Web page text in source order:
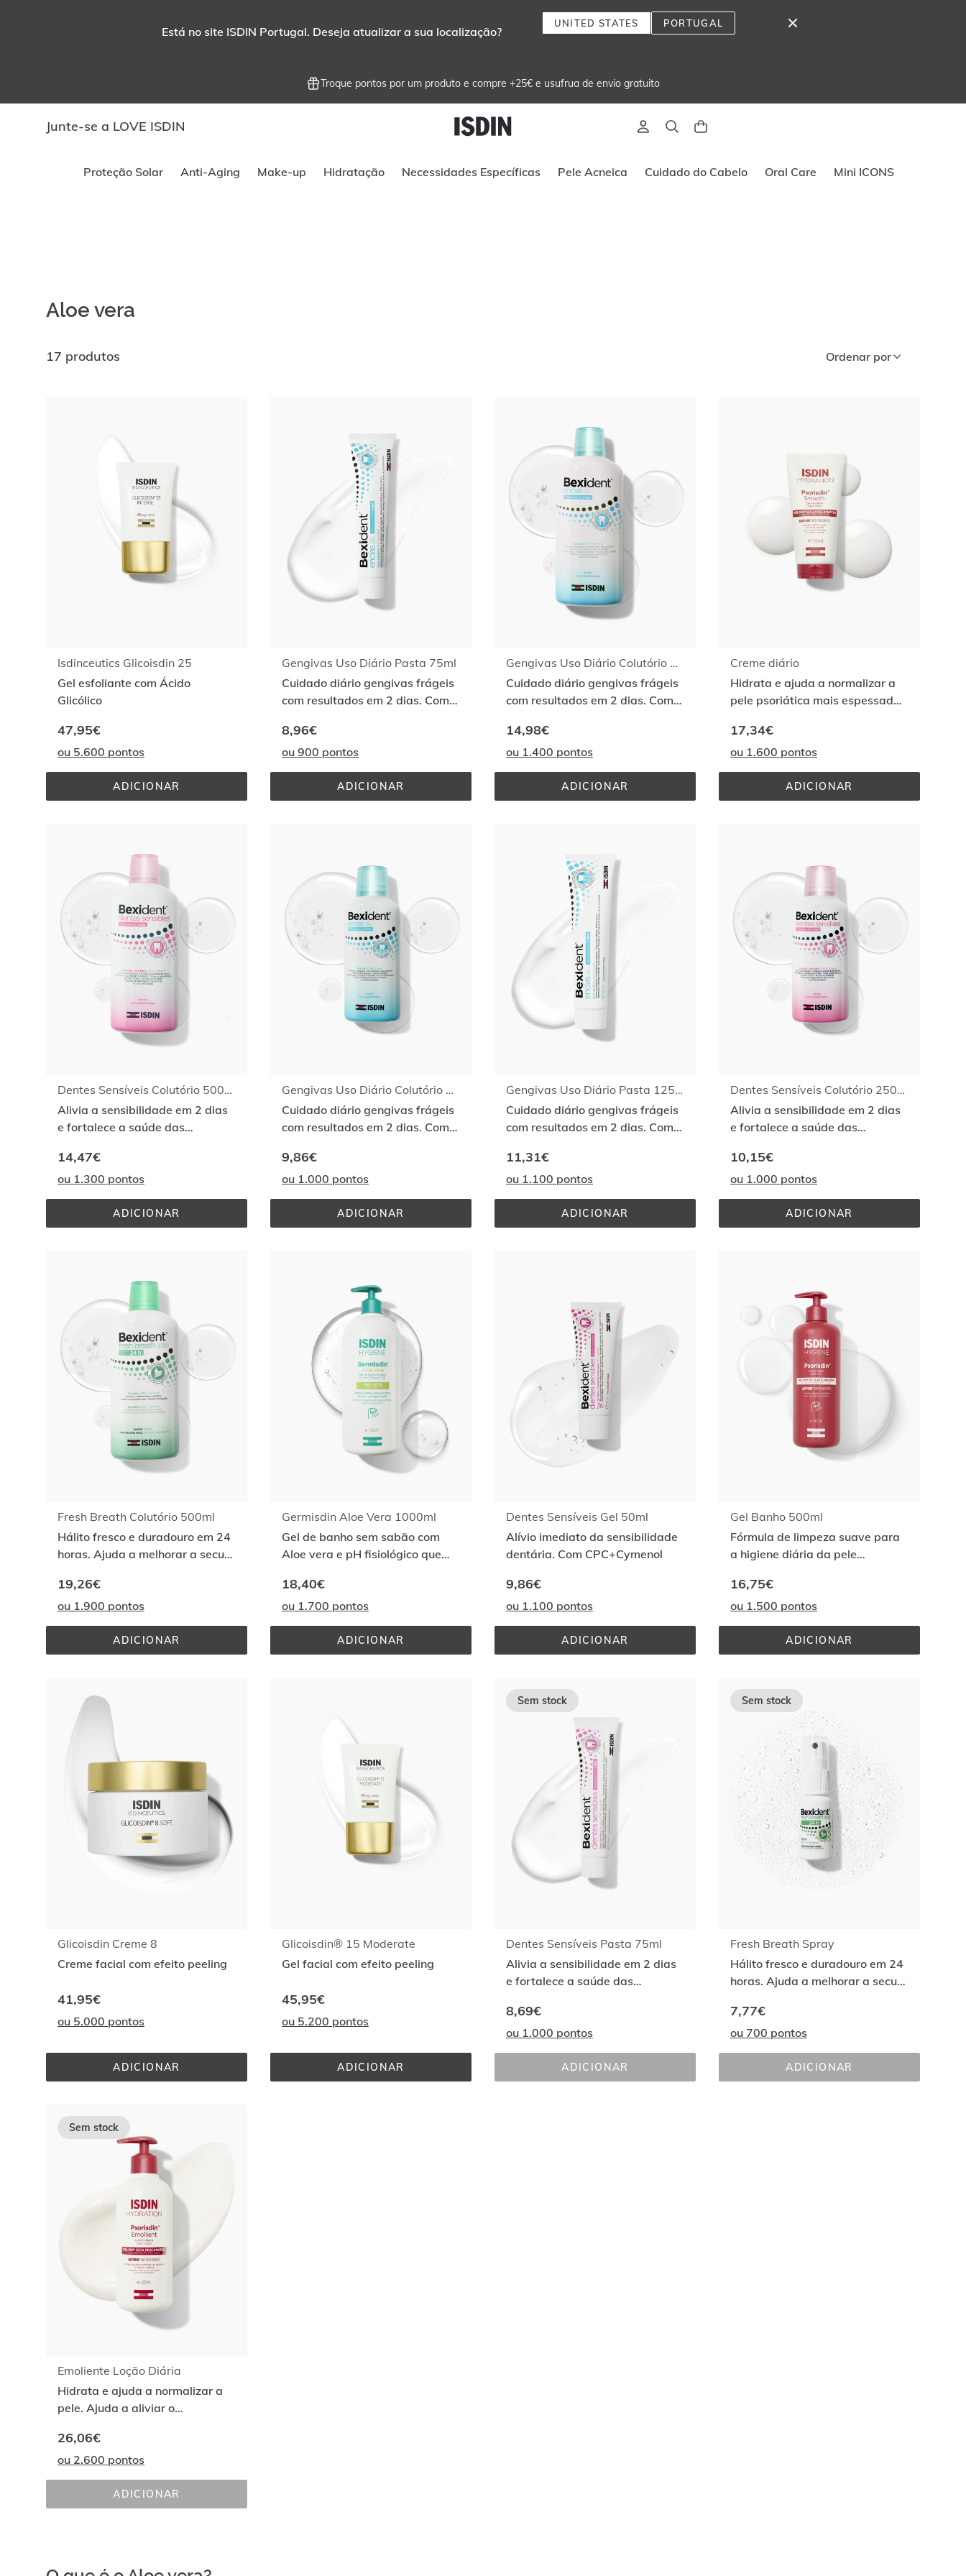
Está no site ISDIN Portugal. Deseja atualizar a sua localização?
UNITED STATES PORTUGAL
Troque pontos por um produto e compre +25€ e usufrua de envio gratuito
Junte-se a LOVE ISDIN
Instruções de navegação por teclado
Proteção Solar Anti-Aging Make-up Hidratação Necessidades Específicas Pele Acneica Cuidado do Cabelo Oral Care Mini ICONS
Aloe vera
17 produtos Ordenar por
Isdinceutics Glicoisdin 25
Gel esfoliante com Ácido
Glicólico
47,95€
ou 5.600 pontos
ADICIONARISDINCEUTICS
GLICOISDIN
Gengivas Uso Diário Pasta 75ml
Cuidado diário gengivas frágeis
com resultados em 2 dias. Com
8,96€
ou 900 pontos
ADICIONAR
GENGIVAS
USO
Gengivas Uso Diário Colutório 500ml
Cuidado diário gengivas frágeis
com resultados em 2 dias. Com
14,98€
ou 1.400 pontos
ADICIONAR
GENGIVAS
USO
Creme diário
Hidrata e ajuda a normalizar a
pele psoriática mais espessada.
17,34€
ou 1.600 pontos
ADICIONAR
CREME
DIÁRIO
Dentes Sensíveis Colutório 500ml
Alivia a sensibilidade em 2 dias
e fortalece a saúde das
14,47€
ou 1.300 pontos
ADICIONAR
DENTES
SENSÍVEIS
Gengivas Uso Diário Colutório 250ml
Cuidado diário gengivas frágeis
com resultados em 2 dias. Com
9,86€
ou 1.000 pontos
ADICIONAR
GENGIVAS
USO
Gengivas Uso Diário Pasta 125ml
Cuidado diário gengivas frágeis
com resultados em 2 dias. Com
11,31€
ou 1.100 pontos
ADICIONAR
GENGIVAS
USO
Dentes Sensíveis Colutório 250ml
Alivia a sensibilidade em 2 dias
e fortalece a saúde das
10,15€
ou 1.000 pontos
ADICIONAR
DENTES
SENSÍVEIS
Fresh Breath Colutório 500ml
Hálito fresco e duradouro em 24
horas. Ajuda a melhorar a secura
19,26€
ou 1.900 pontos
ADICIONAR
FRESH
BREATH
Germisdin Aloe Vera 1000ml
Gel de banho sem sabão com
Aloe vera e pH fisiológico que
18,40€
ou 1.700 pontos
ADICIONAR
GERMISDIN
ALOE
Dentes Sensíveis Gel 50ml
Alívio imediato da sensibilidade
dentária. Com CPC+Cymenol
9,86€
ou 1.100 pontos
ADICIONAR
DENTES
SENSÍVEIS
Gel Banho 500ml
Fórmula de limpeza suave para
a higiene diária da pele
16,75€
ou 1.500 pontos
ADICIONAR
GEL
BANHO
Glicoisdin Creme 8
Creme facial com efeito peeling
41,95€
ou 5.000 pontos
ADICIONARGLICOISDIN
CREME
Glicoisdin® 15 Moderate
Gel facial com efeito peeling
45,95€
ou 5.200 pontos
ADICIONARGLICOISDIN®
15
Dentes Sensíveis Pasta 75ml
Alivia a sensibilidade em 2 dias
e fortalece a saúde das
8,69€
ou 1.000 pontos
Sem stock
ADICIONAR
DENTES
SENSÍVEIS
Fresh Breath Spray
Hálito fresco e duradouro em 24
horas. Ajuda a melhorar a secura
7,77€
ou 700 pontos
Sem stock
ADICIONAR
FRESH
BREATH
Emoliente Loção Diária
Hidrata e ajuda a normalizar a
pele. Ajuda a aliviar o
saudável com psoríase
26,06€
ou 2.600 pontos
Sem stock
ADICIONAR
EMOLIENTE
LOÇÃO